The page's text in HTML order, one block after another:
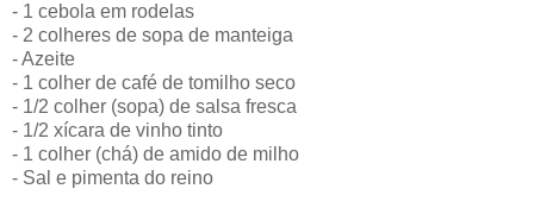
- 1 cebola em rodelas
- 2 colheres de sopa de manteiga
- Azeite
- 1 colher de café de tomilho seco
- 1/2 colher (sopa) de salsa fresca
- 1/2 xícara de vinho tinto
- 1 colher (chá) de amido de milho
- Sal e pimenta do reino